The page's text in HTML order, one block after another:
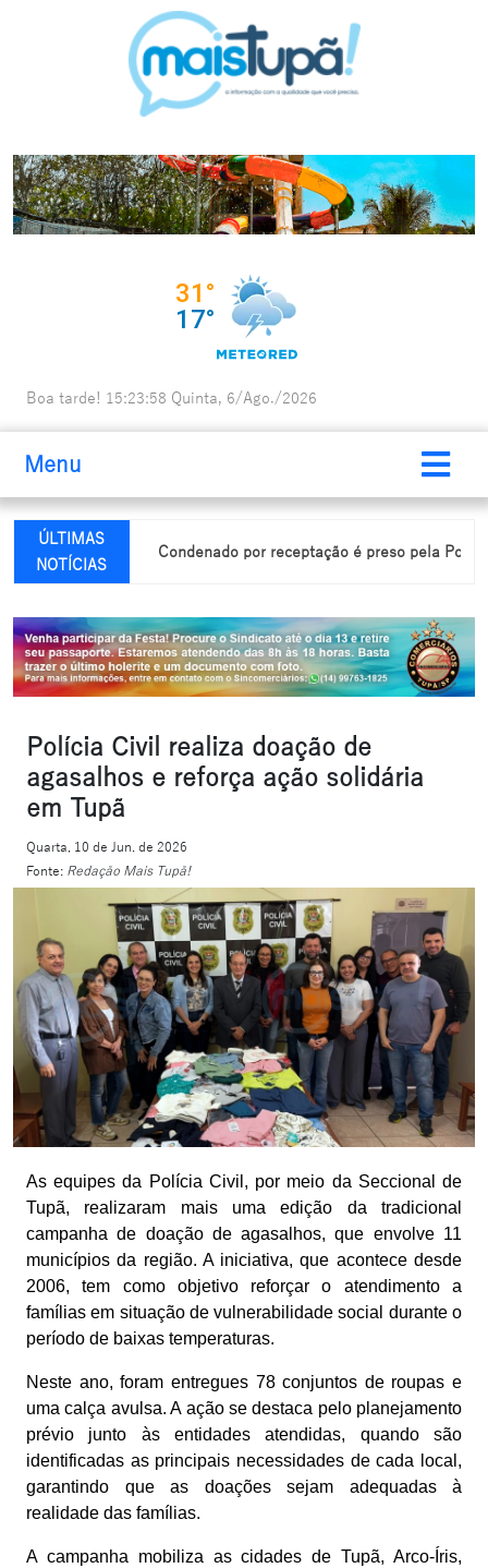
Boa tarde! 15:23:59 Quinta, 6/Ago./2026
Menu
ÚLTIMAS
NOTÍCIAS
Condenado por receptação é preso pela Polícia
Polícia Civil realiza doação de
agasalhos e reforça ação solidária
em Tupã
Quarta, 10 de Jun. de 2026
Fonte: Redação Mais Tupã!
As equipes da Polícia Civil, por meio da Seccional de
Tupã, realizaram mais uma edição da tradicional
campanha de doação de agasalhos, que envolve 11
municípios da região. A iniciativa, que acontece desde
2006, tem como objetivo reforçar o atendimento a
famílias em situação de vulnerabilidade social durante o
período de baixas temperaturas.
Neste ano, foram entregues 78 conjuntos de roupas e
uma calça avulsa. A ação se destaca pelo planejamento
prévio junto às entidades atendidas, quando são
identificadas as principais necessidades de cada local,
garantindo que as doações sejam adequadas à
realidade das famílias.
A campanha mobiliza as cidades de Tupã, Arco-Íris,